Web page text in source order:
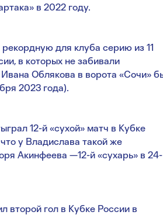
в 2022 году.
для клуба серию из 11
в которых не забивали
Ивана Облякова в ворота «Сочи»
2023 года).
12-й «сухой» матч в Кубке
у Владислава такой же
Акинфеева —12-й «сухарь» в
второй гол в Кубке России в